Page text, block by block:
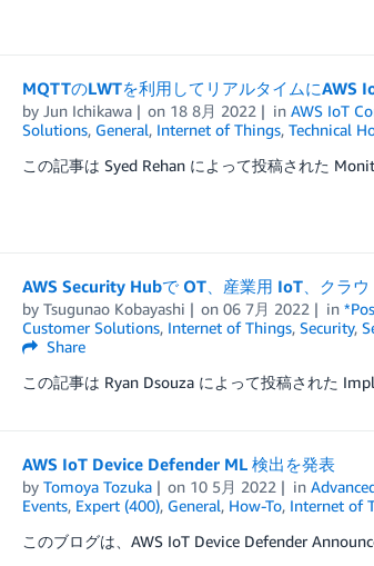
MQTTのLWTを利用してリアルタイムにAWS
by Jun Ichikawa on 18 8月 2022 inAWS IoT
Solutions, General, Internet of Things, Technical
この記事は Syed Rehan によって投稿された
AWS Security Hubで OT、産業用 IoT、クラ
by Tsugunao Kobayashi on06 7月 2022 in
Customer Solutions, Internet of Things, Security,
Share
この記事は Ryan Dsouza によって投稿された
AWS IoT Device Defender ML 検出を発表
by Tomoya Tozuka on 10 5月 2022 in
Events, Expert (400), General, How-To, Internet of
このブログは、AWS IoT Device Defender